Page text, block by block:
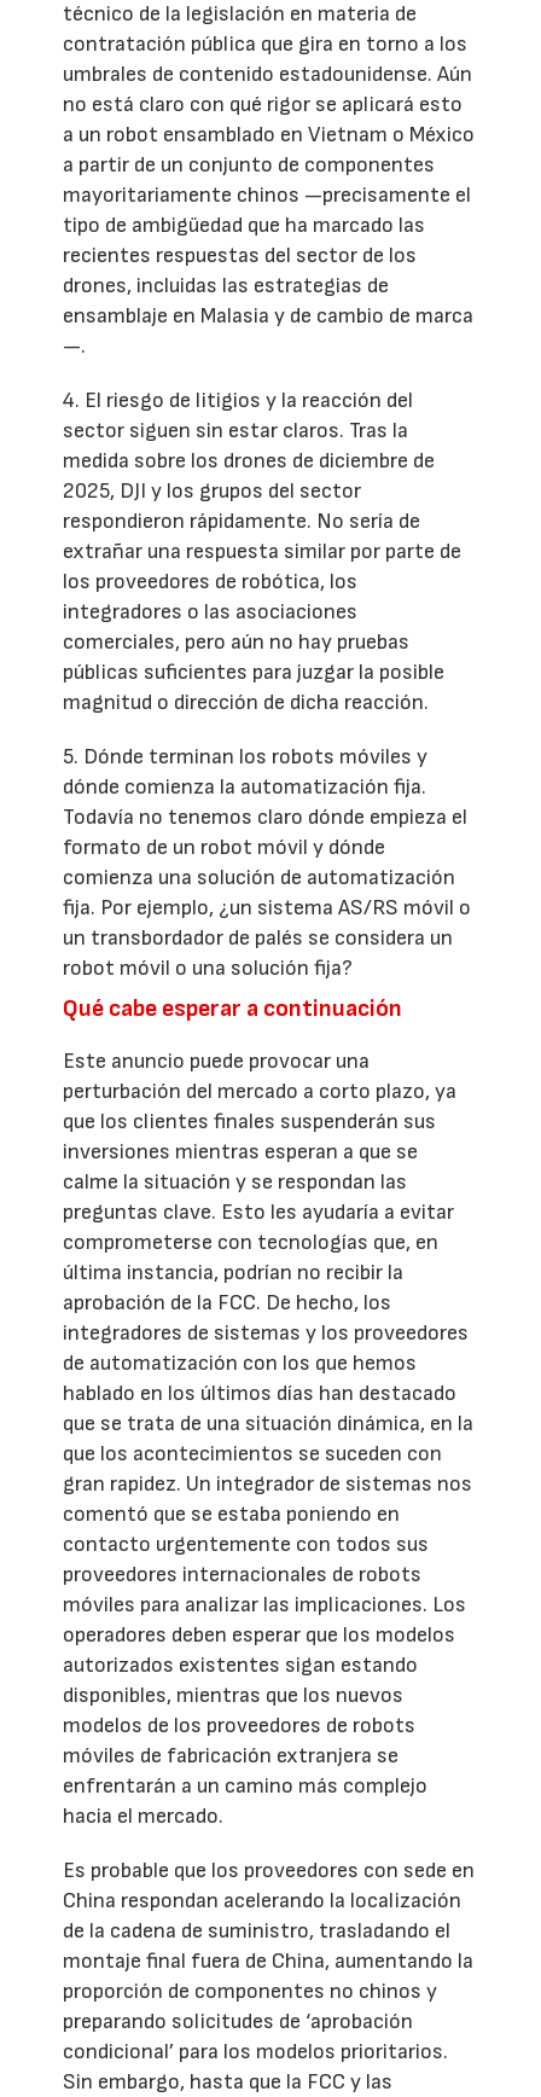
técnico de la legislación en materia de
contratación pública que gira en torno a los
umbrales de contenido estadounidense. Aún
no está claro con qué rigor se aplicará esto
a un robot ensamblado en Vietnam o México
a partir de un conjunto de componentes
mayoritariamente chinos —precisamente el
tipo de ambigüedad que ha marcado las
recientes respuestas del sector de los
drones, incluidas las estrategias de
ensamblaje en Malasia y de cambio de marca
—.
4. El riesgo de litigios y la reacción del
sector siguen sin estar claros. Tras la
medida sobre los drones de diciembre de
2025, DJI y los grupos del sector
respondieron rápidamente. No sería de
extrañar una respuesta similar por parte de
los proveedores de robótica, los
integradores o las asociaciones
comerciales, pero aún no hay pruebas
públicas suficientes para juzgar la posible
magnitud o dirección de dicha reacción.
5. Dónde terminan los robots móviles y
dónde comienza la automatización fija.
Todavía no tenemos claro dónde empieza el
formato de un robot móvil y dónde
comienza una solución de automatización
fija. Por ejemplo, ¿un sistema AS/RS móvil o
un transbordador de palés se considera un
robot móvil o una solución fija?
Qué cabe esperar a continuación
Este anuncio puede provocar una
perturbación del mercado a corto plazo, ya
que los clientes finales suspenderán sus
inversiones mientras esperan a que se
calme la situación y se respondan las
preguntas clave. Esto les ayudaría a evitar
comprometerse con tecnologías que, en
última instancia, podrían no recibir la
aprobación de la FCC. De hecho, los
integradores de sistemas y los proveedores
de automatización con los que hemos
hablado en los últimos días han destacado
que se trata de una situación dinámica, en la
que los acontecimientos se suceden con
gran rapidez. Un integrador de sistemas nos
comentó que se estaba poniendo en
contacto urgentemente con todos sus
proveedores internacionales de robots
móviles para analizar las implicaciones. Los
operadores deben esperar que los modelos
autorizados existentes sigan estando
disponibles, mientras que los nuevos
modelos de los proveedores de robots
móviles de fabricación extranjera se
enfrentarán a un camino más complejo
hacia el mercado.
Es probable que los proveedores con sede en
China respondan acelerando la localización
de la cadena de suministro, trasladando el
montaje final fuera de China, aumentando la
proporción de componentes no chinos y
preparando solicitudes de ‘aprobación
condicional’ para los modelos prioritarios.
Sin embargo, hasta que la FCC y las